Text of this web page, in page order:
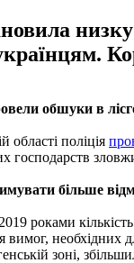
обшуки в
області поліція
господарств
більше
роками
необхідних
зоні,